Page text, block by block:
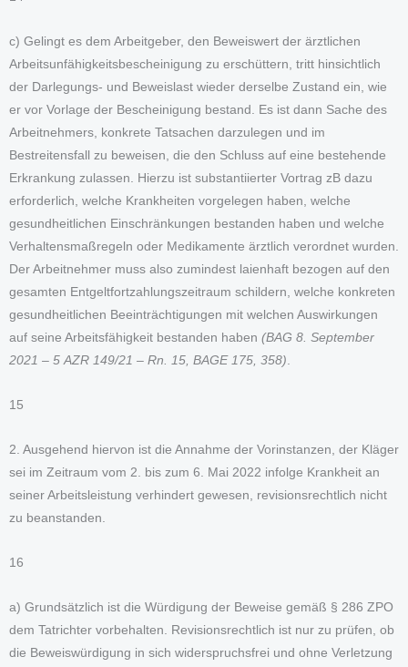
c) Gelingt es dem Arbeitgeber, den Beweiswert der ärztlichen
Arbeitsunfähigkeitsbescheinigung zu erschüttern, tritt hinsichtlich
der Darlegungs- und Beweislast wieder derselbe Zustand ein, wie
er vor Vorlage der Bescheinigung bestand. Es ist dann Sache des
Arbeitnehmers, konkrete Tatsachen darzulegen und im
Bestreitensfall zu beweisen, die den Schluss auf eine bestehende
Erkrankung zulassen. Hierzu ist substantiierter Vortrag zB dazu
erforderlich, welche Krankheiten vorgelegen haben, welche
gesundheitlichen Einschränkungen bestanden haben und welche
Verhaltensmaßregeln oder Medikamente ärztlich verordnet wurden.
Der Arbeitnehmer muss also zumindest laienhaft bezogen auf den
gesamten Entgeltfortzahlungszeitraum schildern, welche konkreten
gesundheitlichen Beeinträchtigungen mit welchen Auswirkungen
auf seine Arbeitsfähigkeit bestanden haben (BAG 8. September
2021 – 5 AZR 149/21 – Rn. 15, BAGE 175, 358).
15
2. Ausgehend hiervon ist die Annahme der Vorinstanzen, der Kläger
sei im Zeitraum vom 2. bis zum 6. Mai 2022 infolge Krankheit an
seiner Arbeitsleistung verhindert gewesen, revisionsrechtlich nicht
zu beanstanden.
16
a) Grundsätzlich ist die Würdigung der Beweise gemäß § 286 ZPO
dem Tatrichter vorbehalten. Revisionsrechtlich ist nur zu prüfen, ob
die Beweiswürdigung in sich widerspruchsfrei und ohne Verletzung